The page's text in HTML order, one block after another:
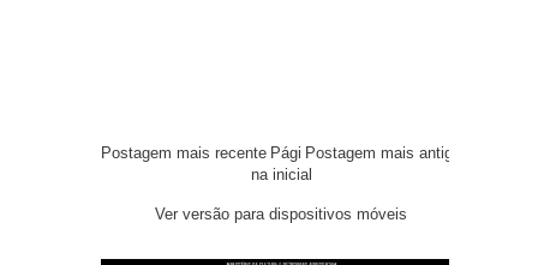
Postagem mais recente Postagem mais antiga
Pági
na inicial
Ver versão para dispositivos móveis